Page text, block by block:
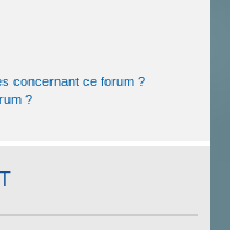
concernant ce forum ?
?